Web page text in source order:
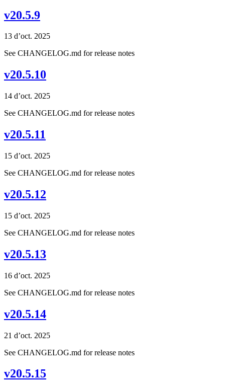
v20.5.9
13 d’oct. 2025
See CHANGELOG.md for release notes
v20.5.10
14 d’oct. 2025
See CHANGELOG.md for release notes
v20.5.11
15 d’oct. 2025
See CHANGELOG.md for release notes
v20.5.12
15 d’oct. 2025
See CHANGELOG.md for release notes
v20.5.13
16 d’oct. 2025
See CHANGELOG.md for release notes
v20.5.14
21 d’oct. 2025
See CHANGELOG.md for release notes
v20.5.15